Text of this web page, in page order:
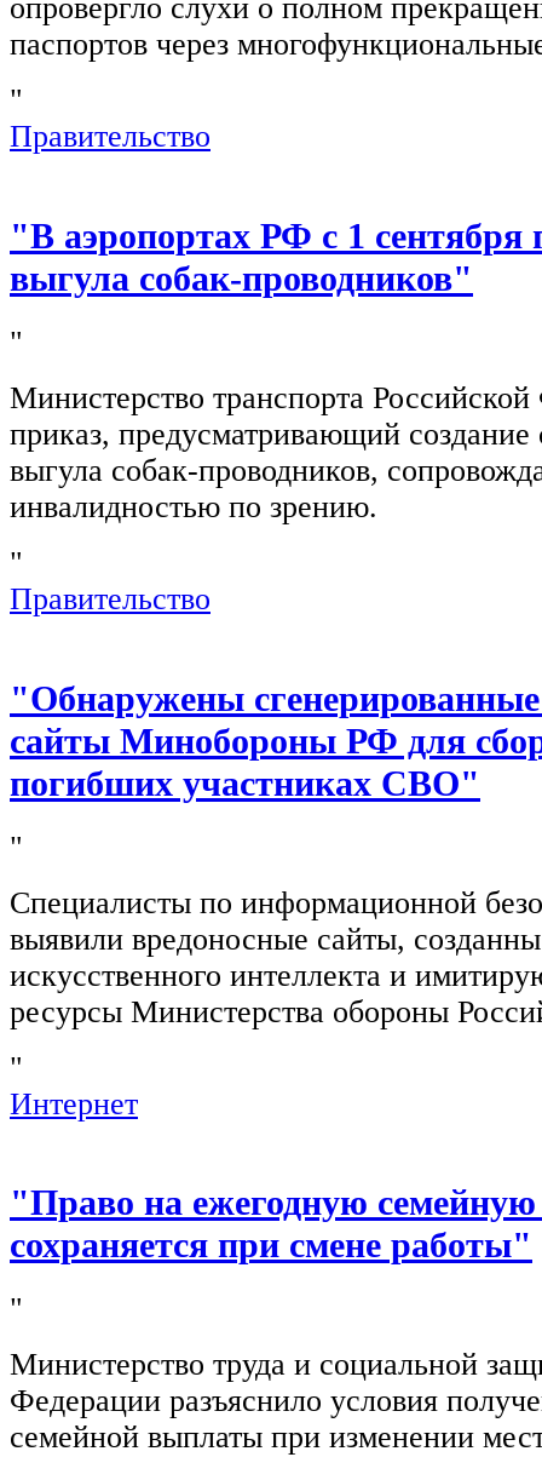
опровергло слухи о полном
паспортов через
"
Правительство
"В аэропортах РФ с 1 сентября
выгула собак-проводников"
"
Министерство транспорта
приказ, предусматривающий создание
выгула собак-проводников,
инвалидностью по зрению.
"
Правительство
"Обнаружены
сайты Минобороны РФ для
погибших участниках СВО"
"
Специалисты по информационной
выявили вредоносные сайты,
искусственного интеллекта и
ресурсы Министерства обороны
"
Интернет
"Право на ежегодную
сохраняется при смене работы"
"
Министерство труда и социальной
Федерации разъяснило условия
семейной выплаты при изменении